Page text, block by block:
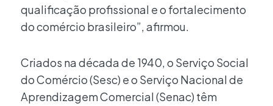
qualificação profissional e o fortalecimento
do comércio brasileiro”, afirmou.
Criados na década de 1940, o Serviço Social
do Comércio (Sesc) e o Serviço Nacional de
Aprendizagem Comercial (Senac) têm